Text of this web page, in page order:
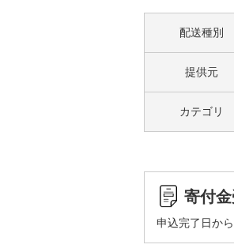
配送種別
提供元
カテゴリ
寄付
申込完了日か